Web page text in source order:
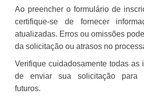
Ao preencher o formulário de
certifique-se de fornecer
atualizadas. Erros ou omissões
da solicitação ou atrasos no
Verifique cuidadosamente todas as
de enviar sua solicitação para
futuros.